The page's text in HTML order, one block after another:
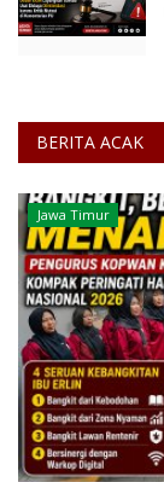
BERITA ACAK
Jawa Timur